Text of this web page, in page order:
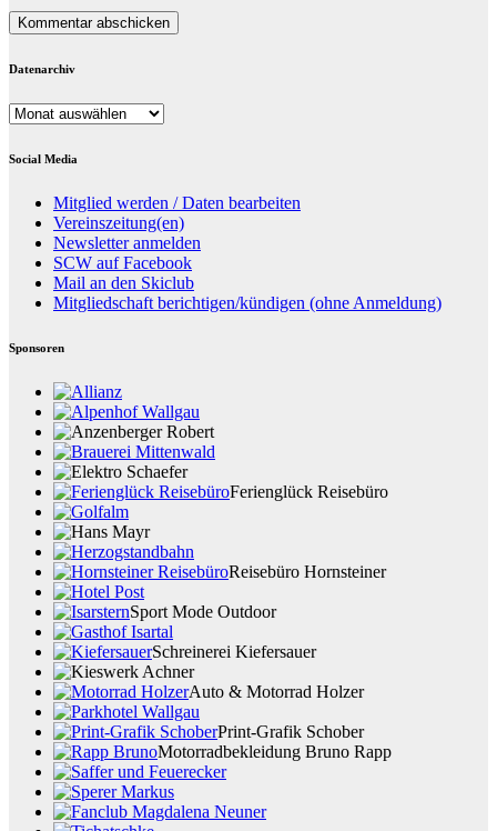
Datenarchiv
Datenarchiv
Social Media
Mitglied werden / Daten bearbeiten
Vereinszeitung(en)
Newsletter anmelden
SCW auf Facebook
Mail an den Skiclub
Mitgliedschaft berichtigen/kündigen (ohne Anmeldung)
Sponsoren
Ferienglück Reisebüro
Reisebüro Hornsteiner
Sport Mode Outdoor
Schreinerei Kiefersauer
Auto & Motorrad Holzer
Print-Grafik Schober
Motorradbekleidung Bruno Rapp